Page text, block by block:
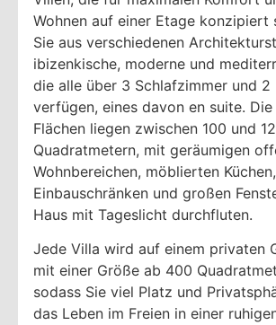
Wohnen auf einer Etage konzipiert
Sie aus verschiedenen
ibizenkische, moderne und
die alle über 3 Schlafzimmer und 2
verfügen, eines davon en suite.
Flächen liegen zwischen 100 und
Quadratmetern, mit geräumigen
Wohnbereichen, möblierten Küchen,
Einbauschränken und großen
Haus mit Tageslicht durchfluten.
Jede Villa wird auf einem privaten
mit einer Größe ab 400
sodass Sie viel Platz und
das Leben im Freien in einer